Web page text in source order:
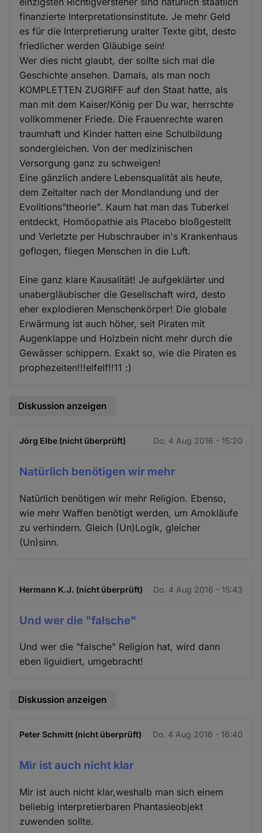
finanzierte Interpretationsinstitute. Je mehr Geld
es für die Interpretierung uralter Texte gibt, desto
friedlicher werden Gläubige sein!
Wer dies nicht glaubt, der sollte sich mal die
Geschichte ansehen. Damals, als man noch
KOMPLETTEN ZUGRIFF auf den Staat hatte, als
man mit dem Kaiser/König per Du war, herrschte
vollkommener Friede. Die Frauenrechte waren
traumhaft und Kinder hatten eine Schulbildung
sondergleichen. Von der medizinischen
Versorgung ganz zu schweigen!
Eine gänzlich andere Lebensqualität als heute,
dem Zeitalter nach der Mondlandung und der
Evolitions"theorie". Kaum hat man das Tuberkel
entdeckt, Homöopathie als Placebo bloßgestellt
und Verletzte per Hubschrauber in's Krankenhaus
geflogen, fliegen Menschen in die Luft.
Eine ganz klare Kausalität! Je aufgeklärter und
unabergläubischer die Gesellschaft wird, desto
eher explodieren Menschenkörper! Die globale
Erwärmung ist auch höher, seit Piraten mit
Augenklappe und Holzbein nicht mehr durch die
Gewässer schippern. Exakt so, wie die Piraten es
prophezeiten!!!elfelf!!11 :)
Diskussion anzeigen
Jörg Elbe (nicht überprüft) Do. 4 Aug 2016 - 15:20
Natürlich benötigen wir mehr
Natürlich benötigen wir mehr Religion. Ebenso,
wie mehr Waffen benötigt werden, um Amokläufe
zu verhindern. Gleich (Un)Logik, gleicher
(Un)sinn.
Hermann K.J. (nicht überprüft) Do. 4 Aug 2016 - 15:43
Und wer die "falsche"
Und wer die "falsche" Religion hat, wird dann
eben liguidiert, umgebracht!
Diskussion anzeigen
Peter Schmitt (nicht überprüft) Do. 4 Aug 2016 - 16:40
Mir ist auch nicht klar
Mir ist auch nicht klar,weshalb man sich einem
beliebig interpretierbaren Phantasieobjekt
zuwenden sollte.